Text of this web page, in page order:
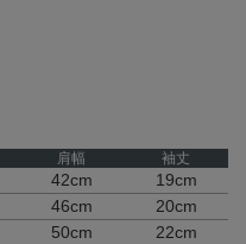
肩幅 袖丈
42cm
19cm
46cm
20cm
50cm
22cm